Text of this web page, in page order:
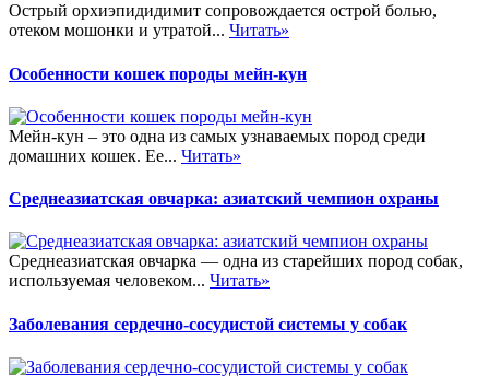
Острый орхиэпидидимит сопровождается острой болью,
отеком мошонки и утратой... Читать»
Особенности кошек породы мейн-кун
Мейн-кун – это одна из самых узнаваемых пород среди
домашних кошек. Ее... Читать»
Среднеазиатская овчарка: азиатский чемпион охраны
Среднеазиатская овчарка — одна из старейших пород собак,
используемая человеком... Читать»
Заболевания сердечно-сосудистой системы у собак